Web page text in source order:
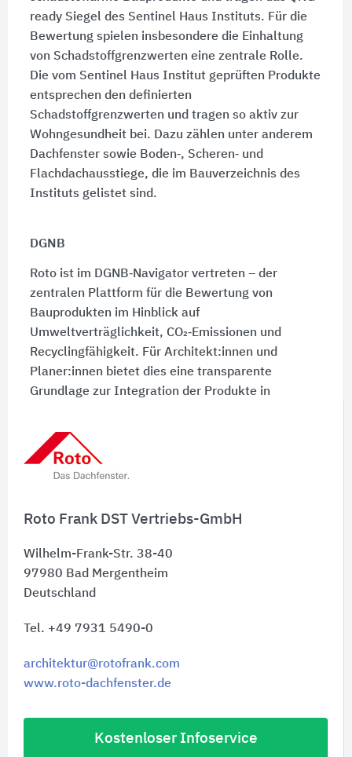
Roto Frank DST Vertriebs-GmbH
Wilhelm-Frank-Str. 38-40
97980 Bad Mergentheim
Deutschland
Tel. +49 7931 5490-0
architektur@rotofrank.com
www.roto-dachfenster.de
Kostenloser Infoservice
ready Siegel des Sentinel Haus Instituts. Für die
Bewertung spielen insbesondere die Einhaltung
von Schadstoffgrenzwerten eine zentrale Rolle.
Die vom Sentinel Haus Institut geprüften Produkte
entsprechen den definierten
Schadstoffgrenzwerten und tragen so aktiv zur
Wohngesundheit bei. Dazu zählen unter anderem
Dachfenster sowie Boden‑, Scheren‑ und
Flachdachausstiege, die im Bauverzeichnis des
Instituts gelistet sind.
DGNB
Roto ist im DGNB‑Navigator vertreten – der
zentralen Plattform für die Bewertung von
Bauprodukten im Hinblick auf
Umweltverträglichkeit, CO₂‑Emissionen und
Recyclingfähigkeit. Für Architekt:innen und
Planer:innen bietet dies eine transparente
Grundlage zur Integration der Produkte in
belastbare Nachweise in Zertifizierungsprozessen
wie DGNB, QNG und weiteren internationalen
Bewertungssystemen.